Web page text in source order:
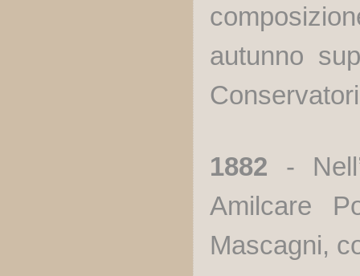
autunno
1882 -
Amilcare
Mascagni,